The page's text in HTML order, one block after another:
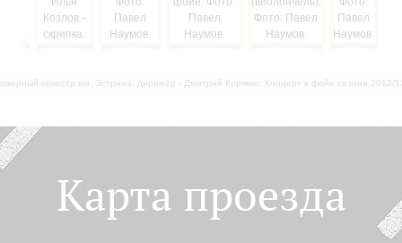
оркестр им. Эстрина, дирижёр - Дмитрий Корявко. Концерт в фойе сезона 2012/
Карта проезда